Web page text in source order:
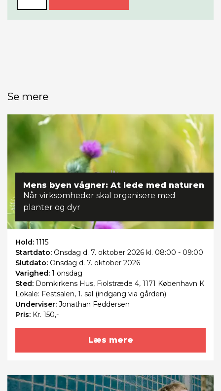
Se mere
Mens byen vågner: At lede med naturen
Når virksomheder skal organisere med
planter og dyr
Hold: 1115
Startdato: Onsdag d. 7. oktober 2026 kl. 08:00 - 09:00
Slutdato: Onsdag d. 7. oktober 2026
Varighed: 1 onsdag
Sted: Domkirkens Hus, Fiolstræde 4, 1171 København K
Lokale: Festsalen, 1. sal (indgang via gården)
Underviser: Jonathan Feddersen
Pris: Kr. 150,-
Læs mere